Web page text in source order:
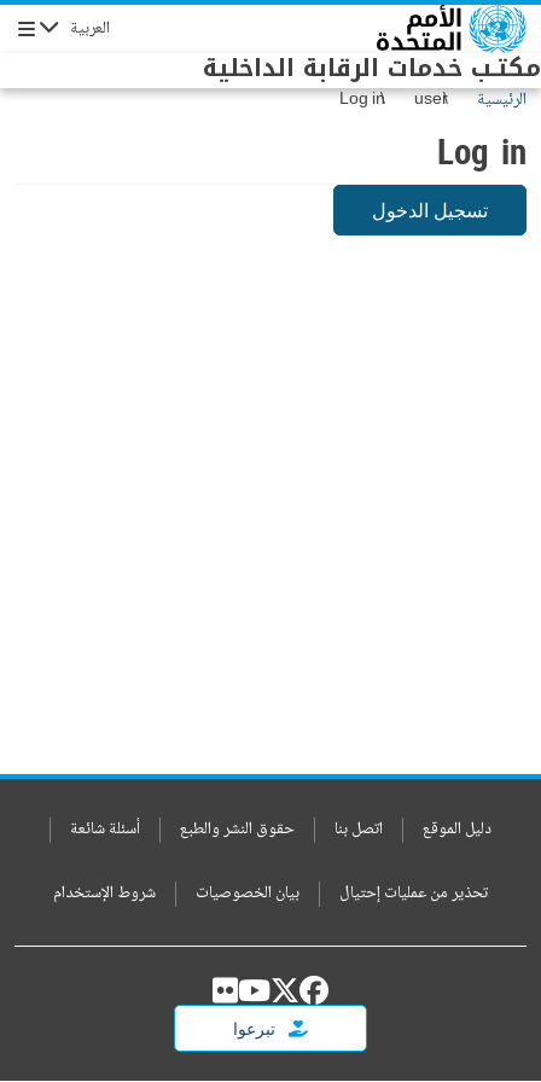
Skip to main content العربية
مكتـب خدمات الرقابة الداخلية
الرئيسية user
Log in
Log in
تسجيل الدخول
دليل الموقع اتصل بنا حقوق النشر والطبع أسئلة شائعة
تحذير من عمليات إحتيال بيان الخصوصيات شروط الإستخدام
تبرعوا